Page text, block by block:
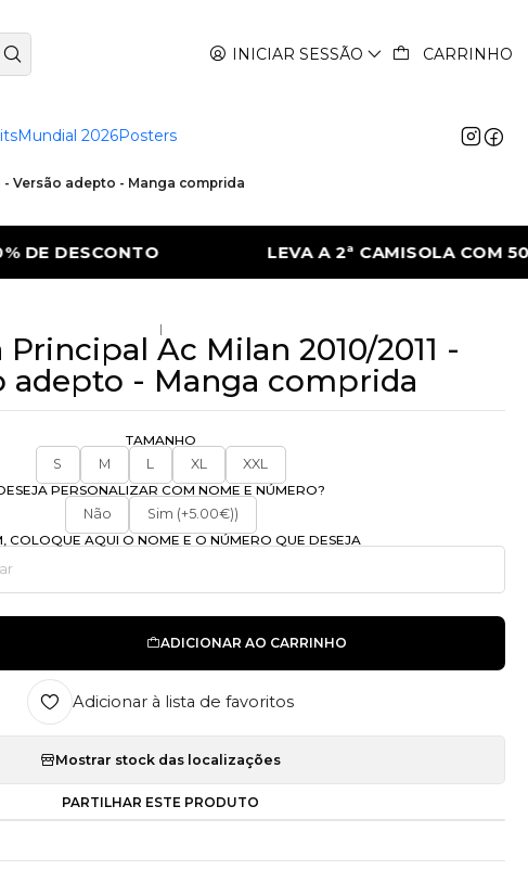
INICIAR SESSÃO CARRINHO
Mundial 2026Posters
- Versão adepto - Manga comprida
COM 50% DE DESCONTO LEVA A 2ª
|
Principal Ac Milan 2010/2011 -
adepto - Manga comprida
TAMANHO
S
M L XL
XXL
PERSONALIZAR COM NOME E NÚMERO?
Não
Sim (+5.00€))
COLOQUE AQUI O NOME E O NÚMERO QUE DESEJA
ADICIONAR AO CARRINHO
Adicionar à lista de favoritos
Mostrar stock das localizações
PARTILHAR ESTE PRODUTO